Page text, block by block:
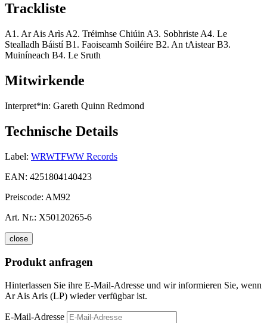
Trackliste
A1. Ar Ais Arìs A2. Tréimhse Chiúin A3. Sobhriste A4. Le
Stealladh Báistí B1. Faoiseamh Soiléire B2. An tAistear B3.
Muiníneach B4. Le Sruth
Mitwirkende
Interpret*in: Gareth Quinn Redmond
Technische Details
Label: WRWTFWW Records
EAN: 4251804140423
Preiscode: AM92
Art. Nr.: X50120265-6
close
Produkt anfragen
Hinterlassen Sie ihre E-Mail-Adresse und wir informieren Sie, wenn
Ar Ais Aris (LP) wieder verfügbar ist.
E-Mail-Adresse